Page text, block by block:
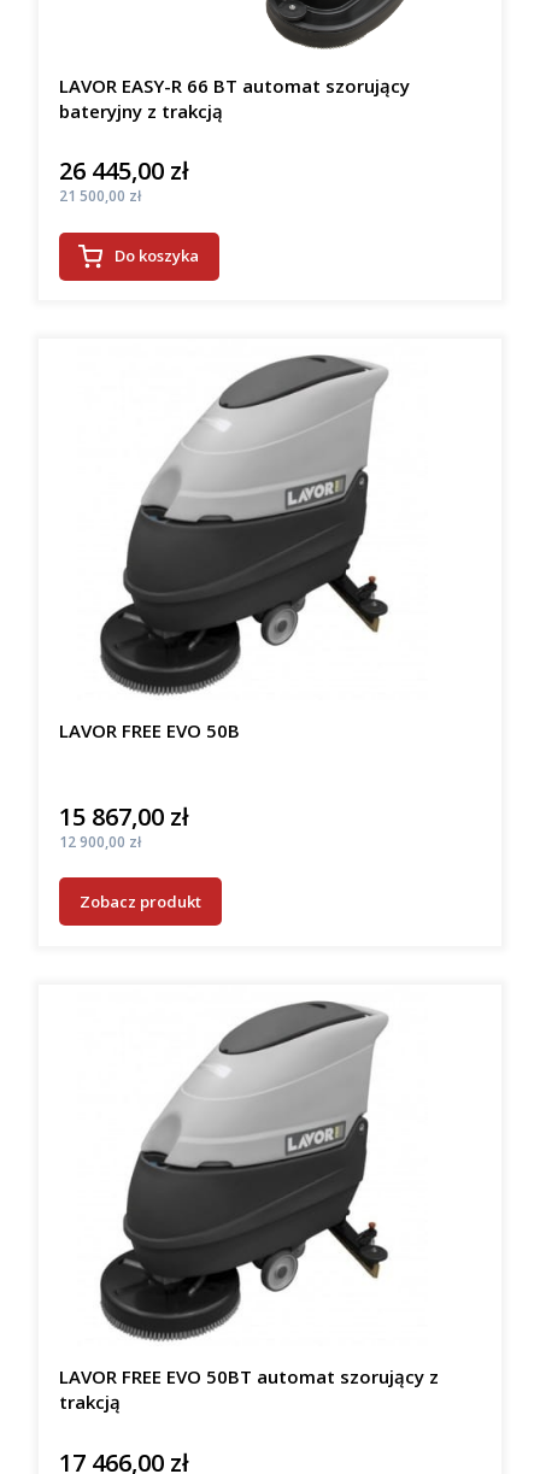
LAVOR EASY-R 66 BT automat szorujący
bateryjny z trakcją
Cena
26 445,00 zł
Cena
21 500,00 zł
Do koszyka
LAVOR FREE EVO 50B
Cena
15 867,00 zł
Cena
12 900,00 zł
Zobacz produkt
LAVOR FREE EVO 50BT automat szorujący z
trakcją
Cena
17 466,00 zł